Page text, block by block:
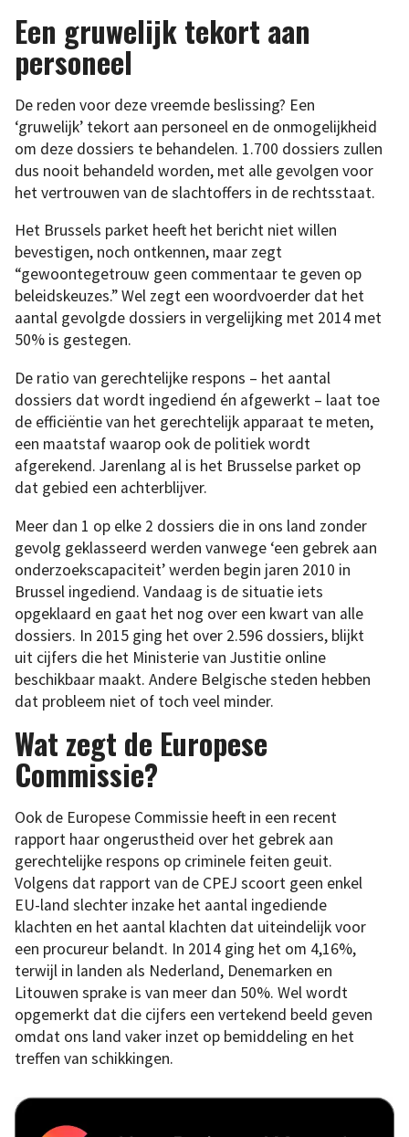
Een gruwelijk tekort aan
personeel
De reden voor deze vreemde beslissing? Een
‘gruwelijk’ tekort aan personeel en de onmogelijkheid
om deze dossiers te behandelen. 1.700 dossiers zullen
dus nooit behandeld worden, met alle gevolgen voor
het vertrouwen van de slachtoffers in de rechtsstaat.
Het Brussels parket heeft het bericht niet willen
bevestigen, noch ontkennen, maar zegt
“gewoontegetrouw geen commentaar te geven op
beleidskeuzes.” Wel zegt een woordvoerder dat het
aantal gevolgde dossiers in vergelijking met 2014 met
50% is gestegen.
De ratio van gerechtelijke respons – het aantal
dossiers dat wordt ingediend én afgewerkt – laat toe
de efficiëntie van het gerechtelijk apparaat te meten,
een maatstaf waarop ook de politiek wordt
afgerekend. Jarenlang al is het Brusselse parket op
dat gebied een achterblijver.
Meer dan 1 op elke 2 dossiers die in ons land zonder
gevolg geklasseerd werden vanwege ‘een gebrek aan
onderzoekscapaciteit’ werden begin jaren 2010 in
Brussel ingediend. Vandaag is de situatie iets
opgeklaard en gaat het nog over een kwart van alle
dossiers. In 2015 ging het over 2.596 dossiers, blijkt
uit cijfers die het Ministerie van Justitie online
beschikbaar maakt. Andere Belgische steden hebben
dat probleem niet of toch veel minder.
Wat zegt de Europese
Commissie?
Ook de Europese Commissie heeft in een recent
rapport haar ongerustheid over het gebrek aan
gerechtelijke respons op criminele feiten geuit.
Volgens dat rapport van de CPEJ scoort geen enkel
EU-land slechter inzake het aantal ingediende
klachten en het aantal klachten dat uiteindelijk voor
een procureur belandt. In 2014 ging het om 4,16%,
terwijl in landen als Nederland, Denemarken en
Litouwen sprake is van meer dan 50%. Wel wordt
opgemerkt dat die cijfers een vertekend beeld geven
omdat ons land vaker inzet op bemiddeling en het
treffen van schikkingen.